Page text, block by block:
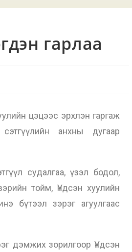
гарлаа
цэцээс эрхлэн гаргаж
анхны дугаар
судалгаа, үзэл бодол,
тойм, Үндсэн хуулийн
бүтээл зэрэг агуулгаас
дэмжих зорилгоор Үндсэн